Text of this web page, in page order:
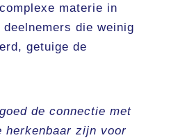
materie in
die weinig
getuige de
de connectie met
herkenbaar zijn voor